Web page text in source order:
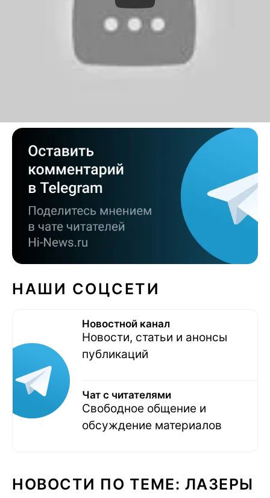
НАШИ СОЦСЕТИ
Новостной канал
Новости, статьи и анонсы
публикаций
Чат с читателями
Свободное общение и
обсуждение материалов
НОВОСТИ ПО ТЕМЕ: ЛАЗЕРЫ